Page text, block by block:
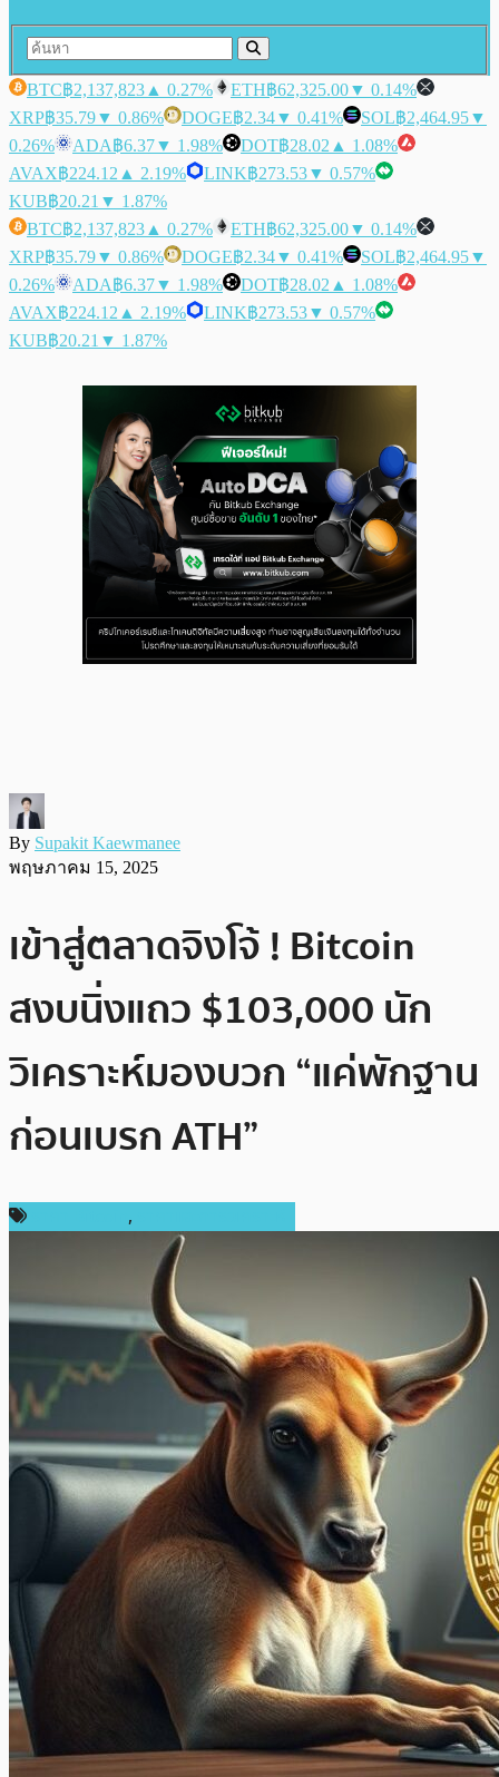
BTC฿2,137,823 ▲ 0.27% ETH฿62,325.00▼ 0.14%
XRP฿35.79▼ 0.86% DOGE฿2.34▼ 0.41% SOL฿2,464.95▼
0.26%
ADA฿6.37▼ 1.98% DOT฿28.02 ▲ 1.08%
AVAX฿224.12 ▲ 2.19% LINK฿273.53▼ 0.57%
KUB฿20.21 ▼ 1.87%
BTC฿2,137,823 ▲ 0.27% ETH฿62,325.00▼ 0.14%
XRP฿35.79▼ 0.86% DOGE฿2.34▼ 0.41% SOL฿2,464.95▼
0.26%
ADA฿6.37▼ 1.98% DOT฿28.02 ▲ 1.08%
AVAX฿224.12 ▲ 2.19% LINK฿273.53▼ 0.57%
KUB฿20.21 ▼ 1.87%
By Supakit Kaewmanee
พฤษภาคม 15, 2025
เข้าสู่ตลาดจิงโจ้ ! Bitcoin
สงบนิ่งแถว $103,000 นัก
วิเคราะห์มองบวก “แค่พักฐาน
ก่อนเบรก ATH”
,